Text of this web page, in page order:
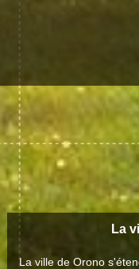
La
La ville de Orono